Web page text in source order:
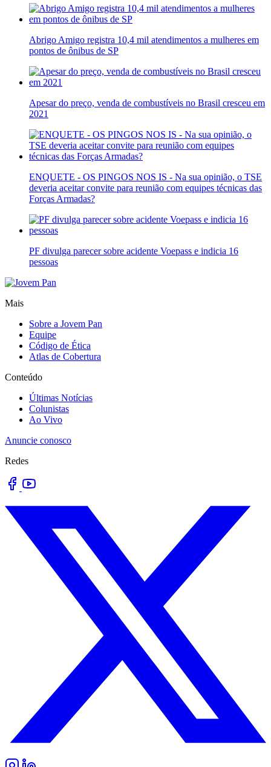
Abrigo Amigo registra 10,4 mil atendimentos a mulheres em
pontos de ônibus de SP
Apesar do preço, venda de combustíveis no Brasil cresceu em
2021
ENQUETE - OS PINGOS NOS IS - Na sua opinião, o TSE
deveria aceitar convite para reunião com equipes técnicas das
Forças Armadas?
PF divulga parecer sobre acidente Voepass e indicia 16
pessoas
Mais
Sobre a Jovem Pan
Equipe
Código de Ética
Atlas de Cobertura
Conteúdo
Últimas Notícias
Colunistas
Ao Vivo
Anuncie conosco
Redes